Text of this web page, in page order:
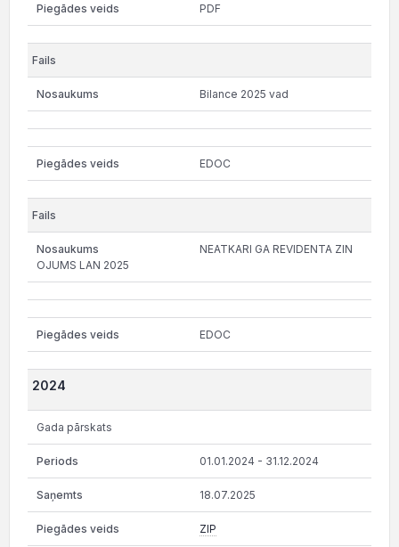
PDF
Bilance 2025 vad
EDOC
NEATKARI GA REVIDENTA ZIN
OJUMS LAN 2025
EDOC
2024
Gada pārskats
01.01.2024 - 31.12.2024
18.07.2025
ZIP